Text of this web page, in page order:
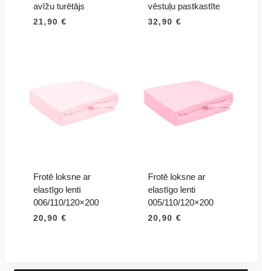
avīžu turētājs
21,90 €
vēstuļu pastkastīte
32,90 €
Frotē loksne ar
elastīgo lenti
006/110/120×200
20,90 €
Frotē loksne ar
elastīgo lenti
005/110/120×200
20,90 €